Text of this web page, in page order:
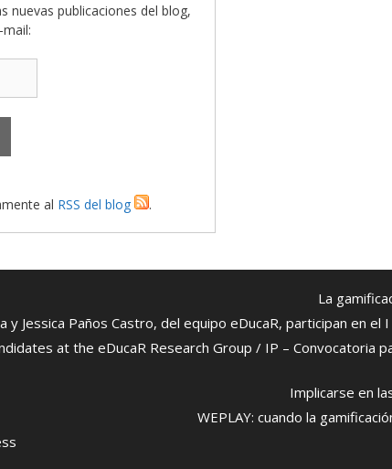
nuevas publicaciones del blog,
al RSS del blog .
La
Jessica Paños Castro, del equipo eDucaR, participan en el
at the eDucaR Research Group / IP – Convocatoria
Implicarse en
WEPLAY: cuando la